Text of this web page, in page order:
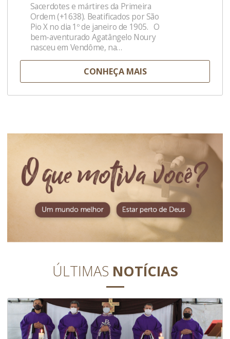
Sacerdotes e mártires da Primeira
Ordem (+1638). Beatificados por São
Pio X no dia 1º de janeiro de 1905. O
bem-aventurado Agatângelo Noury
nasceu em Vendôme, na…
CONHEÇA MAIS
ÚLTIMAS NOTÍCIAS